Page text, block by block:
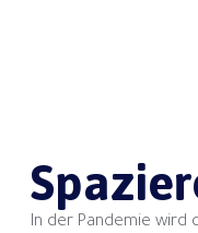
In der Pandemie wird